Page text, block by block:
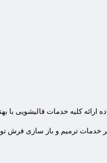
کلیه خدمات قالیشویی با
خدمات ترمیم و باز سازی فرش